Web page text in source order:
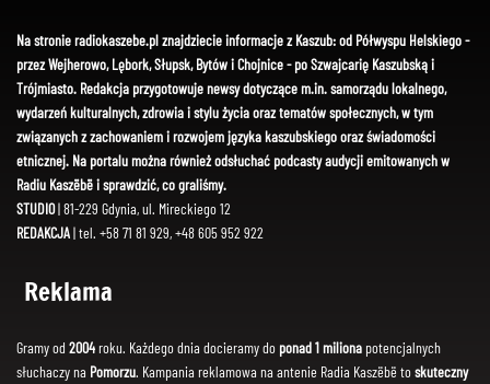
Na stronie radiokaszebe.pl znajdziecie informacje z Kaszub: od Półwyspu Helskiego -
przez Wejherowo, Lębork, Słupsk, Bytów i Chojnice - po Szwajcarię Kaszubską i
Trójmiasto. Redakcja przygotowuje newsy dotyczące m.in. samorządu lokalnego,
wydarzeń kulturalnych, zdrowia i stylu życia oraz tematów społecznych, w tym
związanych z zachowaniem i rozwojem języka kaszubskiego oraz świadomości
etnicznej. Na portalu można również odsłuchać podcasty audycji emitowanych w
Radiu Kaszëbë i sprawdzić, co graliśmy.
STUDIO| 81-229 Gdynia, ul. Mireckiego 12
REDAKCJA| tel. +58 71 81 929, +48 605 952 922
Reklama
Gramy od 2004roku. Każdego dnia docieramy do ponad 1 miliona potencjalnych
słuchaczy na Pomorzu. Kampania reklamowa na antenie Radia Kaszëbë toskuteczny